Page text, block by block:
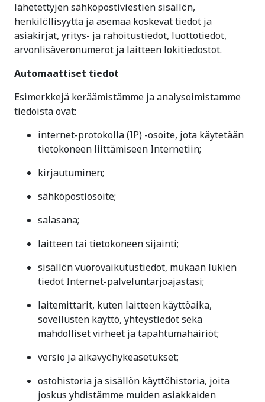
lähetettyjen sähköpostiviestien sisällön,
henkilöllisyyttä ja asemaa koskevat tiedot ja
asiakirjat, yritys- ja rahoitustiedot, luottotiedot,
arvonlisäveronumerot ja laitteen lokitiedostot.
Automaattiset tiedot
Esimerkkejä keräämistämme ja analysoimistamme
tiedoista ovat:
internet-protokolla (IP) -osoite, jota käytetään
tietokoneen liittämiseen Internetiin;
kirjautuminen;
sähköpostiosoite;
salasana;
laitteen tai tietokoneen sijainti;
sisällön vuorovaikutustiedot, mukaan lukien
tiedot Internet-palveluntarjoajastasi;
laitemittarit, kuten laitteen käyttöaika,
sovellusten käyttö, yhteystiedot sekä
mahdolliset virheet ja tapahtumahäiriöt;
versio ja aikavyöhykeasetukset;
ostohistoria ja sisällön käyttöhistoria, joita
joskus yhdistämme muiden asiakkaiden